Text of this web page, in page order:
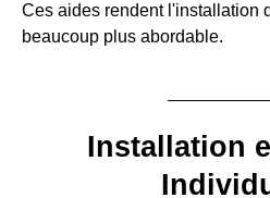
Ces aides rendent l'installation
beaucoup plus abordable.
Installation